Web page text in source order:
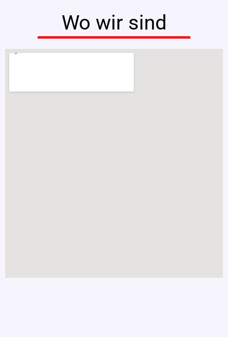
Wo wir sind